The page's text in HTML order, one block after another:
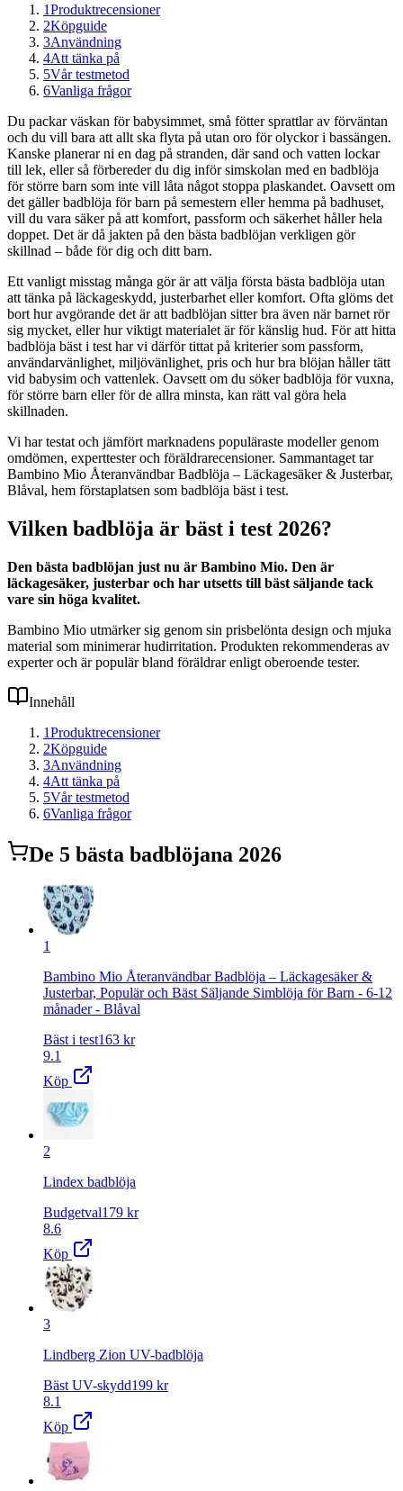
1Produktrecensioner
2Köpguide
3Användning
4Att tänka på
5Vår testmetod
6Vanliga frågor
Du packar väskan för babysimmet, små fötter sprattlar av förväntan
och du vill bara att allt ska flyta på utan oro för olyckor i bassängen.
Kanske planerar ni en dag på stranden, där sand och vatten lockar
till lek, eller så förbereder du dig inför simskolan med en badblöja
för större barn som inte vill låta något stoppa plaskandet. Oavsett om
det gäller badblöja för barn på semestern eller hemma på badhuset,
vill du vara säker på att komfort, passform och säkerhet håller hela
doppet. Det är då jakten på den bästa badblöjan verkligen gör
skillnad – både för dig och ditt barn.
Ett vanligt misstag många gör är att välja första bästa badblöja utan
att tänka på läckageskydd, justerbarhet eller komfort. Ofta glöms det
bort hur avgörande det är att badblöjan sitter bra även när barnet rör
sig mycket, eller hur viktigt materialet är för känslig hud. För att hitta
badblöja bäst i test har vi därför tittat på kriterier som passform,
användarvänlighet, miljövänlighet, pris och hur bra blöjan håller tätt
vid babysim och vattenlek. Oavsett om du söker badblöja för vuxna,
för större barn eller för de allra minsta, kan rätt val göra hela
skillnaden.
Vi har testat och jämfört marknadens populäraste modeller genom
omdömen, experttester och föräldrarecensioner. Sammantaget tar
Bambino Mio Återanvändbar Badblöja – Läckagesäker & Justerbar,
Blåval, hem förstaplatsen som badblöja bäst i test.
Vilken badblöja är bäst i test 2026?
Den bästa badblöjan just nu är Bambino Mio. Den är
läckagesäker, justerbar och har utsetts till bäst säljande tack
vare sin höga kvalitet.
Bambino Mio utmärker sig genom sin prisbelönta design och mjuka
material som minimerar hudirritation. Produkten rekommenderas av
experter och är populär bland föräldrar enligt oberoende tester.
Innehåll
1Produktrecensioner
2Köpguide
3Användning
4Att tänka på
5Vår testmetod
6Vanliga frågor
De 5 bästa badblöjana 2026
1
Bambino Mio Återanvändbar Badblöja – Läckagesäker &
Justerbar, Populär och Bäst Säljande Simblöja för Barn - 6-12
månader - Blåval
Bäst i test163 kr
9.1
Köp
2
Lindex badblöja
Budgetval179 kr
8.6
Köp
3
Lindberg Zion UV-badblöja
Bäst UV-skydd199 kr
8.1
Köp